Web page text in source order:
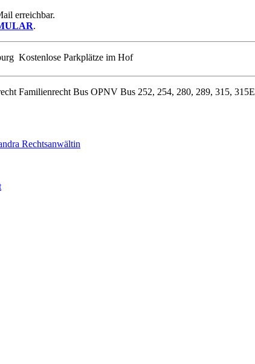
erreichbar.
.
Kostenlose Parkplätze im Hof
Bus 252, 254, 280, 289, 315, 315E